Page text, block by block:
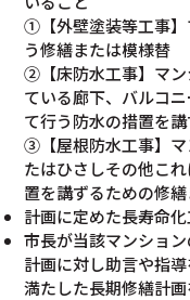
①【外壁塗装等工事】
う修繕または模様替
②【床防水工事】マン
ている廊下、バルコ
て行う防水の措置を
③【屋根防水工事】マ
たはひさしその他こ
置を講ずるための修
計画に定めた長寿命
市長が当該マンショ
計画に対し助言や指
満たした長期修繕計